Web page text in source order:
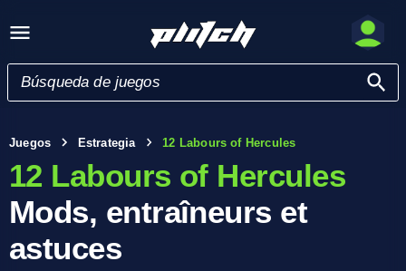
Juegos Estrategia 12 Labours of Hercules
12 Labours of Hercules
Mods, entraîneurs et
astuces